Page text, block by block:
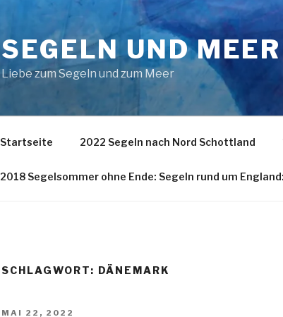
SEGELN UND MEER
Liebe zum Segeln und zum Meer
Startseite 2022 Segeln nach Nord Schottland
2018 Segelsommer ohne Ende: Segeln rund um
SCHLAGWORT: DÄNEMARK
VERÖFFENTLICHT
MAI 22, 2022